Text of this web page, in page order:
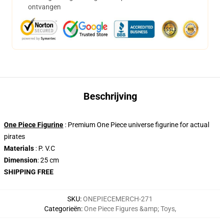
ontvangen
Beschrijving
One Piece Figurine : Premium One Piece universe figurine for actual
pirates
Materials : P. V.C
Dimension: 25 cm
SHIPPING FREE
SKU:ONEPIECEMERCH-271
Categorieën:One Piece Figures &amp; Toys,